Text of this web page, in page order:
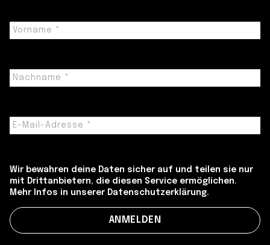
Wir bewahren deine Daten sicher auf und teilen sie nur
mit Drittanbietern, die diesen Service ermöglichen.
Mehr Infos in unserer Datenschutzerklärung.